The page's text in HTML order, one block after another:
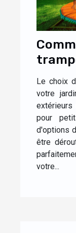
votre
Le choix
votre
extérieurs
pour
d'options
être
votre...